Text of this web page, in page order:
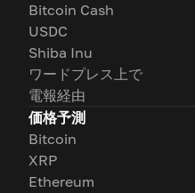
Bitcoin Cash
USDC
Shiba Inu
ワードプレス上で
電報経由
価格予測
Bitcoin
XRP
Ethereum